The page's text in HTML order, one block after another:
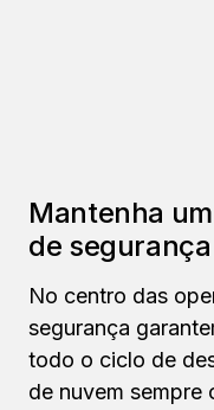
Mantenha
de
No centro das
segurança
todo o ciclo de
de nuvem sempre